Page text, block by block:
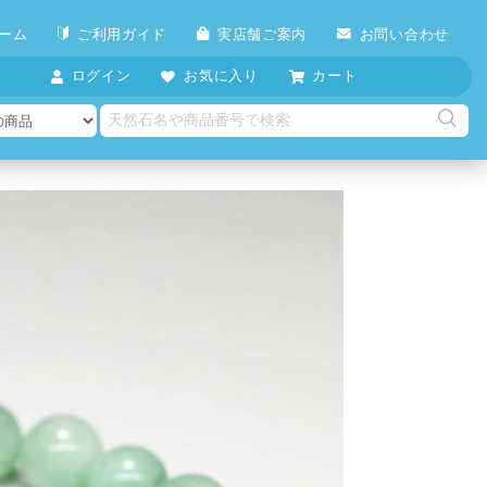
ム ご利用ガイド 実店舗ご案内 お問い合わせ
ログイン お気に入り カート